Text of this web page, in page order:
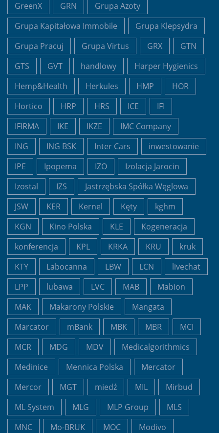
GreenX GRN
Grupa Azoty
Grupa Kapitałowa Immobile
Grupa Klepsydra
Grupa Pracuj
Grupa Virtus GRX
GTN
GTS
GVT handlowy
Harper Hygienics
Hemp&Health
Herkules HMP
HOR
Hortico
HRP HRS ICE
IFI
IFIRMA
IKE IKZE
IMC Company
ING
ING BSK Inter Cars
inwestowanie
IPE
Ipopema IZO
Izolacja Jarocin
Izostal
IZS
Jastrzębska Spółka Węglowa
JSW
KER Kernel Kęty
kghm
KGN
Kino Polska KLE
Kogeneracja
konferencja
KPL KRKA KRU
kruk
KTY
Labocanna LBW LCN
livechat
LPP
lubawa LVC MAB
Mabion
MAK
Makarony Polskie
Mangata
Marcator
mBank MBK MBR
MCI
MCR
MDG MDV
Medicalgorithmics
Medinice
Mennica Polska
Mercator
Mercor
MGT miedź MIL
Mirbud
ML System
MLG MLP Group
MLS
MNC
Mo-BRUK MOC
Modivo